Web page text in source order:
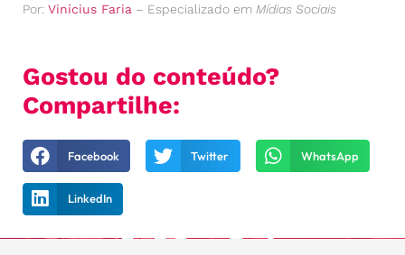
Por: Vinícius Faria – Especializado em Mídias Sociais
Gostou do conteúdo?
Compartilhe:
Facebook Twitter WhatsApp
LinkedIn